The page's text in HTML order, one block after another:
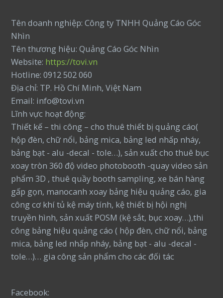
Tên doanh nghiệp: Công ty TNHH Quảng Cáo Góc
Nhìn
Tên thương hiệu: Quảng Cáo Góc Nhìn
Website: https://tovi.vn
Hotline: 0912 502 060
Địa chỉ: TP. Hồ Chí Minh, Việt Nam
Email: info@tovi.vn
Lĩnh vực hoạt động:
Thiết kế – thi công – cho thuê thiết bị quảng cáo(
hộp đèn, chữ nổi, bảng mica, bảng led nhấp nháy,
bảng bạt - alu -decal - tole…), sản xuất cho thuê bục
xoay tròn 360 độ video photobooth -quay video sản
phẩm 3D , thuê quầy booth sampling, xe bán hàng
gấp gọn, manocanh xoay bảng hiệu quảng cáo, gia
công cơ khí tủ kệ máy tính, kệ thiết bị hội nghị
truyền hình, sản xuất POSM (kệ sắt, bục xoay…),thi
công bảng hiệu quảng cáo ( hộp đèn, chữ nổi, bảng
mica, bảng led nhấp nháy, bảng bạt - alu -decal -
tole…)… gia công sản phẩm cho các đối tác
Facebook: